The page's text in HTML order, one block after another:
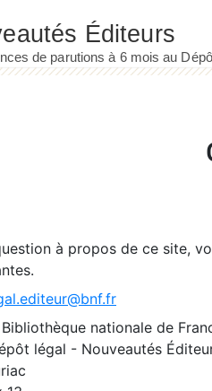
à propos de ce site,
Bibliothèque nationale de
légal - Nouveautés